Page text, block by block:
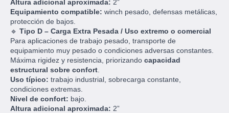
Altura adicional aproximada: 2”
Equipamiento compatible: winch pesado, defensas metálicas,
protección de bajos.
🔹 Tipo D – Carga Extra Pesada / Uso extremo o comercial
Para aplicaciones de trabajo pesado, transporte de
equipamiento muy pesado o condiciones adversas constantes.
Máxima rigidez y resistencia, priorizando capacidad
estructural sobre confort
Uso típico: trabajo industrial, sobrecarga constante,
condiciones extremas.
Nivel de confort: bajo.
Altura adicional aproximada: 2”